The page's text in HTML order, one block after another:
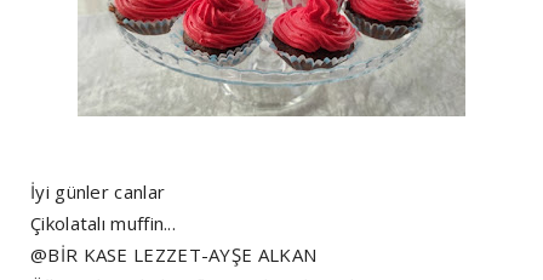
İyi günler canlar
Çikolatalı muffin...
@BİR KASE LEZZET-AYŞE ALKAN